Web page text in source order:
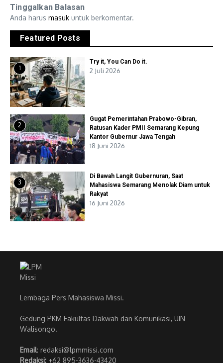
Tinggalkan Balasan
Anda harus masuk untuk berkomentar.
Featured Posts
1
Try it, You Can Do it.
2 Juli 2026
2
Gugat Pemerintahan Prabowo-Gibran,
Ratusan Kader PMII Semarang Kepung
Kantor Gubernur Jawa Tengah
18 Juni 2026
3
Di Bawah Langit Gubernuran, Saat
Mahasiswa Semarang Menolak Diam untuk
Rakyat
16 Juni 2026
Lembaga Pers Mahasiswa Missi.
Gedung PKM Fakultas Dakwah dan Komunikasi, UIN
Walisongo.
Email: redaksi@lpmmissi.com
Redaksi: +62 895-3636-43420